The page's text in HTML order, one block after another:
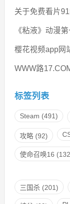
关于免费看片
《粘液》动漫
樱花视频app网
WWW路
标签列表
Steam (491)
攻略(92)
使命召唤16
三国杀(201)